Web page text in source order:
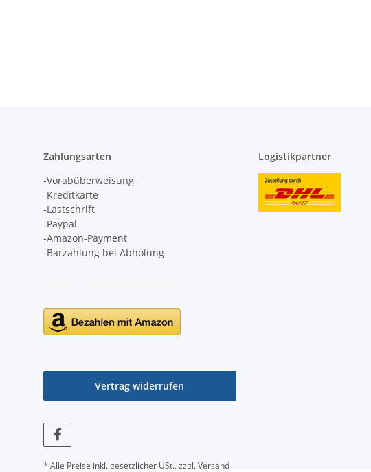
Zahlungsarten
-Vorabüberweisung
-Kreditkarte
-Lastschrift
-Paypal
-Amazon-Payment
-Barzahlung bei Abholung
Logistikpartner
Vertrag widerrufen
* Alle Preise inkl. gesetzlicher USt., zzgl.Versand